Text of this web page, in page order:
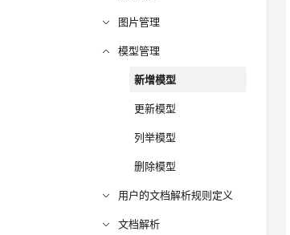
图片管理
模型管理
新增模型
更新模型
列举模型
删除模型
用户的文档解析规则定义
文档解析